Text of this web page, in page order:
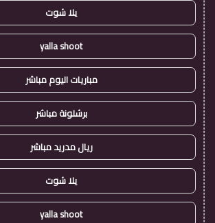
يلا شوت
yalla shoot
مباريات اليوم مباشر
برشلونة مباشر
ريال مدريد مباشر
يلا شوت
yalla shoot